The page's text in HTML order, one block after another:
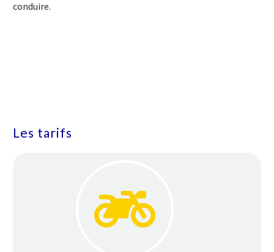
conduire.
Les tarifs